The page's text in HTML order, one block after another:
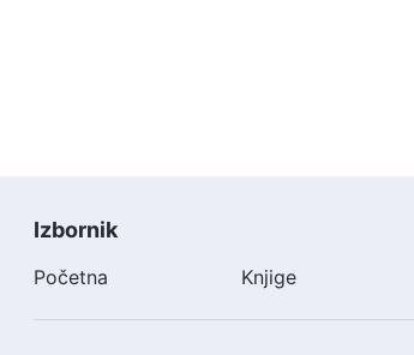
Izbornik
Početna Knjige